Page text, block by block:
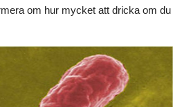
om hur mycket att dricka om du